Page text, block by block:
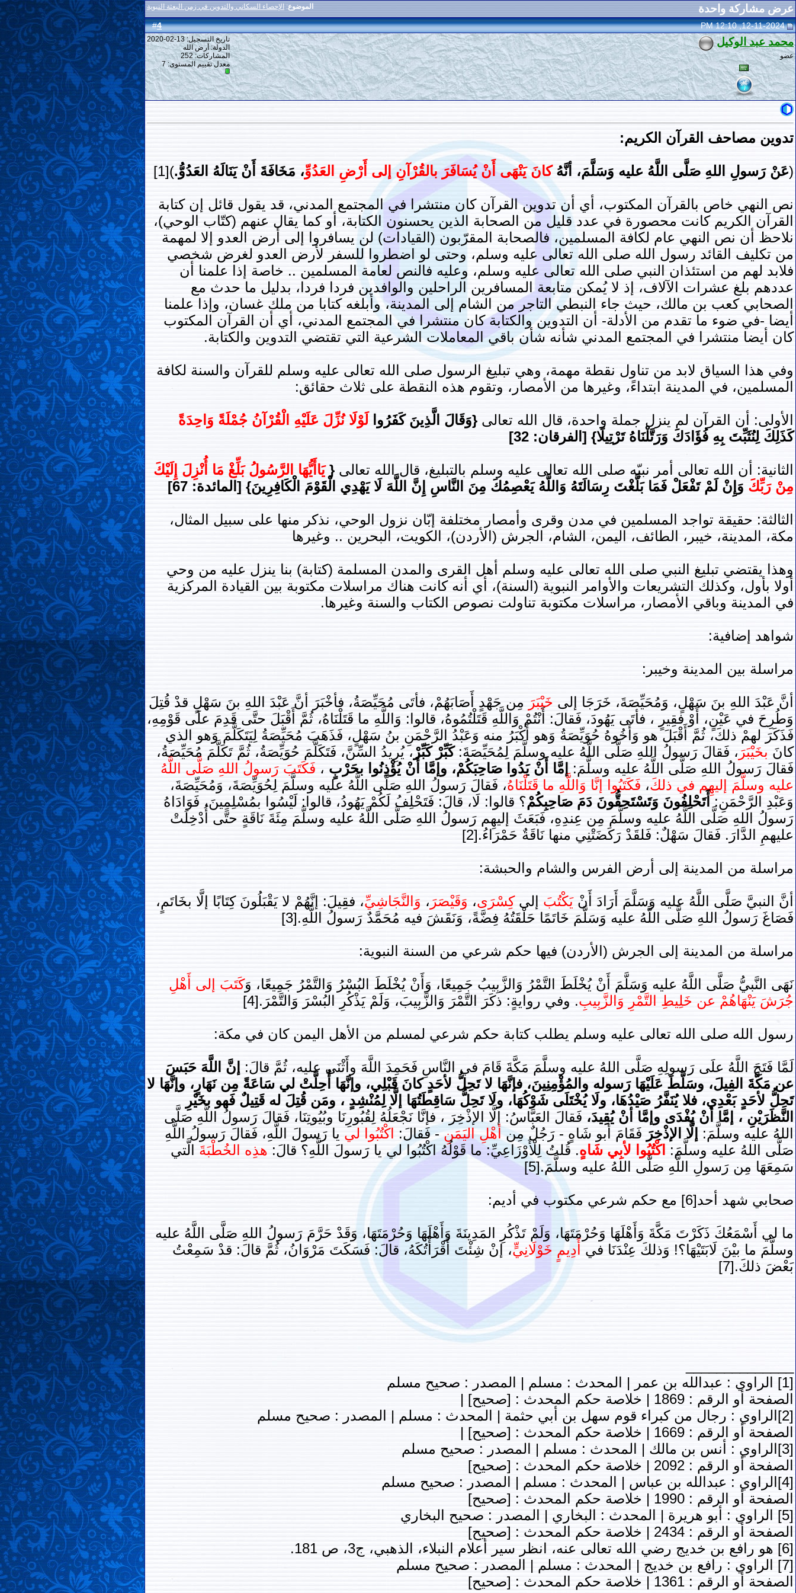
الموضوع: الإحصاء السكاني والتدوين في زمن البعثة النبوية عرض مشاركة واحدة
#
4 12-11-2024, 12:10 PM
محمد عبد الوكيل
عضو
تاريخ التسجيل: 13-02-2020
الدولة: أرض الله
المشاركات: 252
معدل تقييم المستوى: 7
تدوين مصاحف القرآن الكريم:
(عَنْ رَسولِ اللهِ صَلَّى اللَّهُ عليه وَسَلَّمَ، أنَّهُكانَ يَنْهَى أَنْ يُسَافَرَ بالقُرْآنِ إلى أَرْضِ العَدُوِّ، مَخَافَةَ أَنْ يَنَالَهُ العَدُوُّ.)[1]
نص النهي خاص بالقرآن المكتوب، أي أن تدوين القرآن كان منتشرا في المجتمع المدني، قد يقول قائل إن كتابة
القرآن الكريم كانت محصورة في عدد قليل من الصحابة الذين يحسنون الكتابة، أو كما يقال عنهم (كتّاب الوحي)،
نلاحظ أن نص النهي عام لكافة المسلمين، فالصحابة المقرّبون (القيادات) لن يسافروا إلى أرض العدو إلا لمهمة
من تكليف القائد رسول الله صلى الله تعالى عليه وسلم، وحتى لو اضطروا للسفر لأرض العدو لغرض شخصي
فلابد لهم من استئذان النبي صلى الله تعالى عليه وسلم، وعليه فالنص لعامة المسلمين .. خاصة إذا علمنا أن
عددهم بلغ عشرات الآلاف، إذ لا يُمكن متابعة المسافرين الراحلين والوافدين فردا فردا، بدليل ما حدث مع
الصحابي كعب بن مالك، حيث جاء النبطي التاجر من الشام إلى المدينة، وأبلغه كتابا من ملك غسان، وإذا علمنا
أيضا -في ضوء ما تقدم من الأدلة- أن التدوين والكتابة كان منتشرا في المجتمع المدني، أي أن القرآن المكتوب
كان أيضا منتشرا في المجتمع المدني شأنه شأن باقي المعاملات الشرعية التي تقتضي التدوين والكتابة.
وفي هذا السياق لابد من تناول نقطة مهمة، وهي تبليغ الرسول صلى الله تعالى عليه وسلم للقرآن والسنة لكافة
المسلمين، في المدينة ابتداءً، وغيرها من الأمصار، وتقوم هذه النقطة على ثلاث حقائق:
الأولى: أن القرآن لم ينزل جملة واحدة، قال الله تعالى {وَقَالَ الَّذِينَ كَفَرُوا لَوْلَا نُزِّلَ عَلَيْهِ الْقُرْآنُ جُمْلَةً وَاحِدَةً
كَذَلِكَ لِنُثَبِّتَ بِهِ فُؤَادَكَ وَرَتَّلْنَاهُ تَرْتِيلًا} [الفرقان: 32]
الثانية: أن الله تعالى أمر نبيّه صلى الله تعالى عليه وسلم بالتبليغ، قال الله تعالى {يَاأَيُّهَا الرَّسُولُ بَلِّغْ مَا أُنْزِلَ إِلَيْكَ
مِنْ رَبِّكَ وَإِنْ لَمْ تَفْعَلْ فَمَا بَلَّغْتَ رِسَالَتَهُ وَاللَّهُ يَعْصِمُكَ مِنَ النَّاسِ إِنَّ اللَّهَ لَا يَهْدِي الْقَوْمَ الْكَافِرِينَ} [المائدة: 67]
الثالثة: حقيقة تواجد المسلمين في مدن وقرى وأمصار مختلفة إبّان نزول الوحي، نذكر منها على سبيل المثال،
مكة، المدينة، خيبر، الطائف، اليمن، الشام، الجرش (الأردن)، الكويت، البحرين .. وغيرها
وهذا يقتضي تبليغ النبي صلى الله تعالى عليه وسلم أهل القرى والمدن المسلمة (كتابة) بنا ينزل عليه من وحي
أولا بأول، وكذلك التشريعات والأوامر النبوية (السنة)، أي أنه كانت هناك مراسلات مكتوبة بين القيادة المركزية
في المدينة وباقي الأمصار، مراسلات مكتوبة تناولت نصوص الكتاب والسنة وغيرها.
شواهد إضافية:
مراسلة بين المدينة وخيبر:
أنَّ عَبْدَ اللهِ بنَ سَهْلٍ، وَمُحَيِّصَةَ، خَرَجَا إلى خَيْبَرَ مِن جَهْدٍ أَصَابَهُمْ، فأتَى مُحَيِّصَةُ، فأخْبَرَ أنَّ عَبْدَ اللهِ بنَ سَهْلٍ قدْ قُتِلَ
وَطُرِحَ في عَيْنٍ، أَوْ فقِيرٍ ، فأتَى يَهُودَ، فَقالَ: أَنْتُمْ وَاللَّهِ قَتَلْتُمُوهُ، قالوا: وَاللَّهِ ما قَتَلْنَاهُ، ثُمَّ أَقْبَلَ حتَّى قَدِمَ علَى قَوْمِهِ،
فَذَكَرَ لهمْ ذلكَ، ثُمَّ أَقْبَلَ هو وَأَخُوهُ حُوَيِّصَةُ وَهو أَكْبَرُ منه وَعَبْدُ الرَّحْمَنِ بنُ سَهْلٍ، فَذَهَبَ مُحَيِّصَةُ لِيَتَكَلَّمَ وَهو الذي
كانَ بخَيْبَرَ ، فَقالَ رَسولُ اللهِ صَلَّى اللَّهُ عليه وسلَّمَ لِمُحَيِّصَةَ:كَبِّرْ كَبِّرْ ، يُرِيدُ السِّنَّ، فَتَكَلَّمَ حُوَيِّصَةُ، ثُمَّ تَكَلَّمَ مُحَيِّصَةُ،
فَقالَ رَسولُ اللهِ صَلَّى اللَّهُ عليه وسلَّمَ:
إمَّا أَنْ يَدُوا صَاحِبَكُمْ، وإمَّا أَنْ يُؤْذِنُوا بحَرْبٍ ، فَكَتَبَ رَسولُ اللهِ صَلَّى اللَّهُ
عليه وسلَّمَ إليهِم في ذلكَ، فَكَتَبُوا إنَّا وَاللَّهِ ما قَتَلْنَاهُ، فَقالَ رَسولُ اللهِ صَلَّى اللَّهُ عليه وسلَّمَ لِحُوَيِّصَةَ، وَمُحَيِّصَةَ،
وَعَبْدِ الرَّحْمَنِ: أَتَحْلِفُونَ وَتَسْتَحِقُّونَ دَمَ صَاحِبِكُمْ؟ قالوا: لَا، قالَ: فَتَحْلِفُ لَكُمْ يَهُودُ، قالوا: لَيْسُوا بمُسْلِمِينَ، فَوَادَاهُ
رَسولُ اللهِ صَلَّى اللَّهُ عليه وسلَّمَ مِن عِندِهِ، فَبَعَثَ إليهِم رَسولُ اللهِ صَلَّى اللَّهُ عليه وسلَّمَ مِئَةَ نَاقَةٍ حتَّى أُدْخِلَتْ
عليهمِ الدَّارَ. فَقالَ سَهْلٌ: فَلقَدْ رَكَضَتْنِي منها نَاقَةٌ حَمْرَاءُ.[2]
مراسلة من المدينة إلى أرض الفرس والشام والحبشة:
أنَّ النبيَّ صَلَّى اللَّهُ عليه وَسَلَّمَ أَرَادَ أَنْ يَكْتُبَ إلىكِسْرَى، وَقَيْصَرَ ، وَالنَّجَاشِيِّ، فقِيلَ: إنَّهُمْ لا يَقْبَلُونَ كِتَابًا إلَّا بخَاتَمٍ،
فَصَاغَ رَسولُ اللهِ صَلَّى اللَّهُ عليه وَسَلَّمَ خَاتَمًا حَلْقَتُهُ فِضَّةً، وَنَقَشَ فيه مُحَمَّدٌ رَسولُ اللَّهِ.[3]
مراسلة من المدينة إلى الجرش (الأردن) فيها حكم شرعي من السنة النبوية:
نَهَى النَّبيُّ صَلَّى اللَّهُ عليه وَسَلَّمَ أَنْ يُخْلَطَ التَّمْرُ وَالزَّبِيبُ جَمِيعًا، وَأَنْ يُخْلَطَ البُسْرُ وَالتَّمْرُ جَمِيعًا، وَكَتَبَ إلى أَهْلِ
جُرَشَ يَنْهَاهُمْ عن خَلِيطِ التَّمْرِ وَالزَّبِيبِ. وفي روايةٍ: ذكَرَ التَّمْرَ وَالزَّبِيبَ، وَلَمْ يَذْكُرِ البُسْرَ وَالتَّمْرَ.[4]
رسول الله صلى الله تعالى عليه وسلم يطلب كتابة حكم شرعي لمسلم من الأهل اليمن كان في مكة:
لَمَّا فَتَحَ اللَّهُ علَى رَسولِهِ صَلَّى اللهُ عليه وسلَّمَ مَكَّةَ قَامَ في النَّاسِ فَحَمِدَ اللَّهَ وأَثْنَى عليه، ثُمَّ قالَ:
إنَّ اللَّهَ حَبَسَ
عن مَكَّةَ الفِيلَ، وسَلَّطَ عَلَيْهَا رَسوله والمُؤْمِنِينَ، فإنَّهَا لا تَحِلُّ لأحَدٍ كانَ قَبْلِي، وإنَّهَا أُحِلَّتْ لي سَاعَةً مِن نَهَارٍ، وإنَّهَا لا
تَحِلُّ لأحَدٍ بَعْدِي، فلا يُنَفَّرُ صَيْدُهَا، ولَا يُخْتَلَى شَوْكُهَا، ولَا تَحِلُّ سَاقِطَتُهَا إلَّا لِمُنْشِدٍ ، ومَن قُتِلَ له قَتِيلٌ فَهو بخَيْرِ
النَّظَرَيْنِ ، إمَّا أنْ يُفْدَى وإمَّا أنْ يُقِيدَ، فَقالَ العَبَّاسُ: إلَّا الإذْخِرَ ، فإنَّا نَجْعَلُهُ لِقُبُورِنَا وبُيُوتِنَا، فَقالَ رَسولُ اللَّهِ صَلَّى
اللهُ عليه وسلَّمَ: إلَّا الإذْخِرَ فَقَامَ أبو شَاهٍ - رَجُلٌ مِنأهْلِ اليَمَنِ- فَقالَ: اكْتُبُوا لي يا رَسولَ اللَّهِ، فَقالَ رَسولُ اللَّهِ
صَلَّى اللهُ عليه وسلَّمَ: اكْتُبُوا لأبِي شَاهٍ. قُلتُ لِلْأَوْزَاعِيِّ: ما قَوْلُهُ اكْتُبُوا لي يا رَسولَ اللَّهِ؟ قالَ: هذِه الخُطْبَةَ الَّتي
سَمِعَهَا مِن رَسولِ اللَّهِ صَلَّى اللهُ عليه وسلَّمَ.[5]
صحابي شهد أحد[6] مع حكم شرعي مكتوب في أديم:
ما لي أَسْمَعُكَ ذَكَرْتَ مَكَّةَ وَأَهْلَهَا وَحُرْمَتَهَا، وَلَمْ تَذْكُرِ المَدِينَةَ وَأَهْلَهَا وَحُرْمَتَهَا، وَقَدْ حَرَّمَ رَسولُ اللهِ صَلَّى اللَّهُ عليه
وسلَّمَ ما بيْنَ لَابَتَيْهَا؟! وَذلكَ عِنْدَنَا في أَدِيمٍ خَوْلَانِيٍّ، إنْ شِئْتَ أَقْرَأْتُكَهُ، قالَ: فَسَكَتَ مَرْوَانُ، ثُمَّ قالَ: قدْ سَمِعْتُ
بَعْضَ ذلكَ.[7]
[1] الراوي : عبدالله بن عمر | المحدث : مسلم | المصدر : صحيح مسلم
الصفحة أو الرقم : 1869 | خلاصة حكم المحدث : [صحيح] |
[2]الراوي : رجال من كبراء قوم سهل بن أبي حثمة | المحدث : مسلم | المصدر : صحيح مسلم
الصفحة أو الرقم : 1669 | خلاصة حكم المحدث : [صحيح] |
[3]الراوي : أنس بن مالك | المحدث : مسلم | المصدر : صحيح مسلم
الصفحة أو الرقم : 2092 | خلاصة حكم المحدث : [صحيح]
[4]الراوي : عبدالله بن عباس | المحدث : مسلم | المصدر : صحيح مسلم
الصفحة أو الرقم : 1990 | خلاصة حكم المحدث : [صحيح]
[5] الراوي : أبو هريرة | المحدث : البخاري | المصدر : صحيح البخاري
الصفحة أو الرقم : 2434 | خلاصة حكم المحدث : [صحيح]
[6] هو رافع بن خديج رضي الله تعالى عنه، انظر سير أعلام النبلاء، الذهبي، ج3، ص 181.
[7] الراوي : رافع بن خديج | المحدث : مسلم | المصدر : صحيح مسلم
الصفحة أو الرقم : 1361 | خلاصة حكم المحدث : [صحيح]